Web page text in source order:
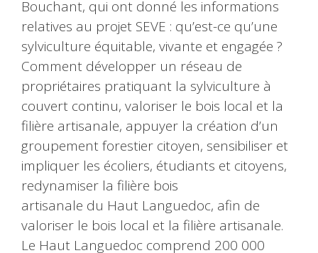
Bouchant, qui ont donné les informations
relatives au projet SEVE : qu’est-ce qu’une
sylviculture équitable, vivante et engagée ?
Comment développer un réseau de
propriétaires pratiquant la sylviculture à
couvert continu, valoriser le bois local et la
filière artisanale, appuyer la création d’un
groupement forestier citoyen, sensibiliser et
impliquer les écoliers, étudiants et citoyens,
redynamiser la filière bois
artisanale du Haut Languedoc, afin de
valoriser le bois local et la filière artisanale.
Le Haut Languedoc comprend 200 000